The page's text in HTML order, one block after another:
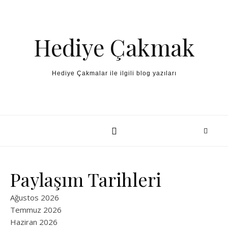
Hediye Çakmak
Hediye Çakmalar ile ilgili blog yazıları
Paylaşım Tarihleri
Ağustos 2026
Temmuz 2026
Haziran 2026